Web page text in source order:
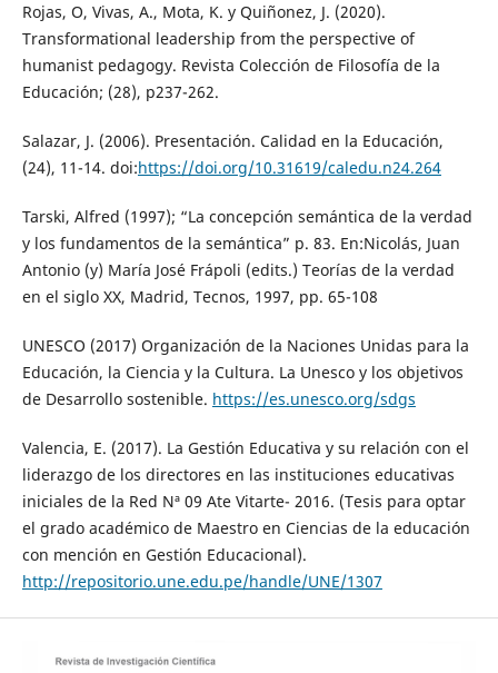
Rojas, O, Vivas, A., Mota, K. y Quiñonez, J. (2020).
Transformational leadership from the perspective of
humanist pedagogy. Revista Colección de Filosofía de la
Educación; (28), p237-262.
Salazar, J. (2006). Presentación. Calidad en la Educación,
(24), 11-14. doi:https://doi.org/10.31619/caledu.n24.264
Tarski, Alfred (1997); “La concepción semántica de la verdad
y los fundamentos de la semántica” p. 83. En:Nicolás, Juan
Antonio (y) María José Frápoli (edits.) Teorías de la verdad
en el siglo XX, Madrid, Tecnos, 1997, pp. 65-108
UNESCO (2017) Organización de la Naciones Unidas para la
Educación, la Ciencia y la Cultura. La Unesco y los objetivos
de Desarrollo sostenible. https://es.unesco.org/sdgs
Valencia, E. (2017). La Gestión Educativa y su relación con el
liderazgo de los directores en las instituciones educativas
iniciales de la Red Nª 09 Ate Vitarte- 2016. (Tesis para optar
el grado académico de Maestro en Ciencias de la educación
con mención en Gestión Educacional).
http://repositorio.une.edu.pe/handle/UNE/1307